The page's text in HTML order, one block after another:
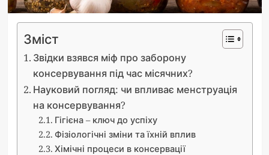
Зміст
Звідки взявся міф про заборону
консервування під час місячних?
Науковий погляд: чи впливає менструація
на консервування?
Гігієна – ключ до успіху
Фізіологічні зміни та їхній вплив
Хімічні процеси в консервації